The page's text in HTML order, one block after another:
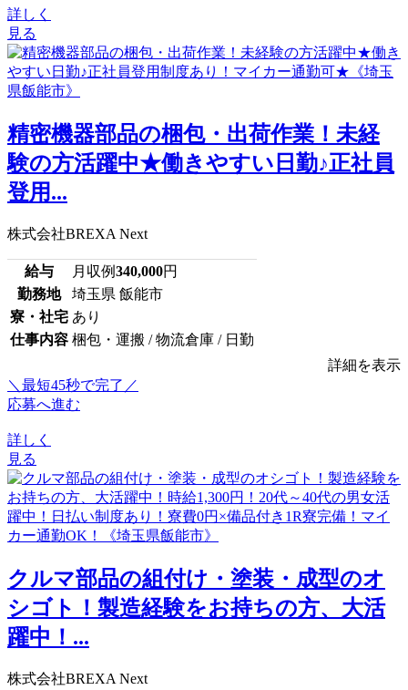
詳しく
見る
精密機器部品の梱包・出荷作業！未経
験の方活躍中★働きやすい日勤♪正社員
登用...
株式会社BREXA Next
給与 月収例340,000円
勤務地
埼玉県 飯能市
寮・社宅 あり
仕事内容 梱包・運搬 / 物流倉庫 / 日勤
詳細を表示
＼最短45秒で完了／
応募へ進む
詳しく
見る
クルマ部品の組付け・塗装・成型のオ
シゴト！製造経験をお持ちの方、大活
躍中！...
株式会社BREXA Next